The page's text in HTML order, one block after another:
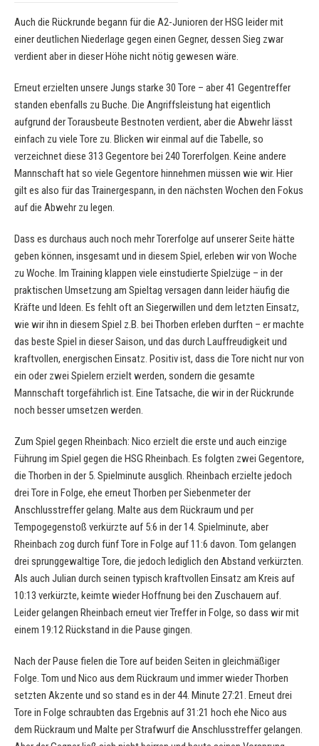
Auch die Rückrunde begann für die A2-Junioren der HSG leider mit
einer deutlichen Niederlage gegen einen Gegner, dessen Sieg zwar
verdient aber in dieser Höhe nicht nötig gewesen wäre.
Erneut erzielten unsere Jungs starke 30 Tore – aber 41 Gegentreffer
standen ebenfalls zu Buche. Die Angriffsleistung hat eigentlich
aufgrund der Torausbeute Bestnoten verdient, aber die Abwehr lässt
einfach zu viele Tore zu. Blicken wir einmal auf die Tabelle, so
verzeichnet diese 313 Gegentore bei 240 Torerfolgen. Keine andere
Mannschaft hat so viele Gegentore hinnehmen müssen wie wir. Hier
gilt es also für das Trainergespann, in den nächsten Wochen den Fokus
auf die Abwehr zu legen.
Dass es durchaus auch noch mehr Torerfolge auf unserer Seite hätte
geben können, insgesamt und in diesem Spiel, erleben wir von Woche
zu Woche. Im Training klappen viele einstudierte Spielzüge – in der
praktischen Umsetzung am Spieltag versagen dann leider häufig die
Kräfte und Ideen. Es fehlt oft an Siegerwillen und dem letzten Einsatz,
wie wir ihn in diesem Spiel z.B. bei Thorben erleben durften – er machte
das beste Spiel in dieser Saison, und das durch Lauffreudigkeit und
kraftvollen, energischen Einsatz. Positiv ist, dass die Tore nicht nur von
ein oder zwei Spielern erzielt werden, sondern die gesamte
Mannschaft torgefährlich ist. Eine Tatsache, die wir in der Rückrunde
noch besser umsetzen werden.
Zum Spiel gegen Rheinbach: Nico erzielt die erste und auch einzige
Führung im Spiel gegen die HSG Rheinbach. Es folgten zwei Gegentore,
die Thorben in der 5. Spielminute ausglich. Rheinbach erzielte jedoch
drei Tore in Folge, ehe erneut Thorben per Siebenmeter der
Anschlusstreffer gelang. Malte aus dem Rückraum und per
Tempogegenstoß verkürzte auf 5:6 in der 14. Spielminute, aber
Rheinbach zog durch fünf Tore in Folge auf 11:6 davon. Tom gelangen
drei sprunggewaltige Tore, die jedoch lediglich den Abstand verkürzten.
Als auch Julian durch seinen typisch kraftvollen Einsatz am Kreis auf
10:13 verkürzte, keimte wieder Hoffnung bei den Zuschauern auf.
Leider gelangen Rheinbach erneut vier Treffer in Folge, so dass wir mit
einem 19:12 Rückstand in die Pause gingen.
Nach der Pause fielen die Tore auf beiden Seiten in gleichmäßiger
Folge. Tom und Nico aus dem Rückraum und immer wieder Thorben
setzten Akzente und so stand es in der 44. Minute 27:21. Erneut drei
Tore in Folge schraubten das Ergebnis auf 31:21 hoch ehe Nico aus
dem Rückraum und Malte per Strafwurf die Anschlusstreffer gelangen.